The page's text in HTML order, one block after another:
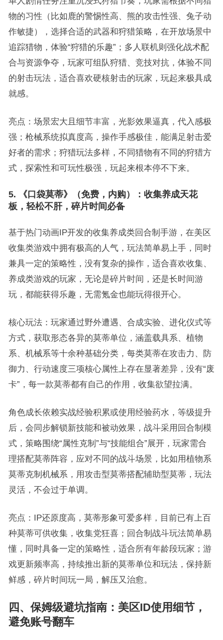
物的习性（比如鹿的警惕性高、熊的攻击性强、兔子动
作敏捷），选择合适的武器和狩猎策略，在开放场景中
追踪猎物，体验“狩猎的乐趣”；多人联机则强化战术配
合与资源争夺，玩家可组队狩猎、竞技对抗，体验不同
的射击玩法，适合喜欢硬核射击的玩家，玩起来极具成
就感。
亮点：场景宏大且细节丰富，光影效果逼真，代入感极
强；枪械系统拟真度高，操作手感极佳，能满足射击爱
好者的需求；狩猎玩法多样，不同猎物有不同的狩猎方
式，探索性和可玩性极强，玩起来根本停不下来。
5. 《口袋莫蒂》（免费，内购）：收集养成天花
板，轻松不肝，碎片时间必备
基于热门动画IP开发的收集养成类回合制手游，在美区
收集类游戏中拥有极高的人气，玩法简单易上手，同时
兼具一定的策略性，没有复杂的操作，适合喜欢收集、
养成类游戏的玩家，无论是碎片时间，还是长时间游
玩，都能获得乐趣，无需氪金也能玩得很开心。
核心玩法：玩家通过野外遭遇、合成实验、进化仪式等
方式，获取形态各异的莫蒂单位，涵盖载具系、植物
系、机械系等十余种基础分类，每类莫蒂在攻击力、防
御力、行动速度三项核心属性上存在显著差异，没有“废
卡”，每一款莫蒂都有自己的作用，收集欲望拉满。
角色成长依赖实战经验积累或使用经验药水，等级提升
后，会同步解锁新技能和被动效果，战斗采用回合制模
式，策略围绕“属性克制”与“技能组合”展开，玩家需合
理搭配莫蒂阵容，应对不同的战斗场景，比如用植物系
莫蒂克制机械系，用攻击型莫蒂搭配辅助型莫蒂，玩法
灵活，不会过于单调。
亮点：IP还原度高，莫蒂形象可爱多样，目前已有上百
种莫蒂可供收集，收集党狂喜；回合制战斗玩法简单易
懂，同时具备一定的策略性，适合所有年龄段玩家；游
戏更新频率高，持续推出新的莫蒂单位和玩法，保持新
鲜感，碎片时间玩一局，解压又治愈。
四、保姆级避坑指南：美区ID使用细节，
避免账号翻车